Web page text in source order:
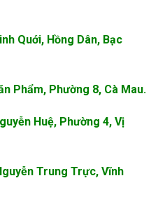
Quới, Hồng Dân, Bạc
Phẩm, Phường 8, Cà Mau.
Huệ, Phường 4, Vị
Trung Trực, Vĩnh